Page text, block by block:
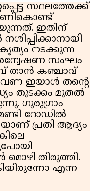
സ്ഥലത്തേക്ക്
ഇതിന്
നടക്കുന്ന
അന്വേഷണ സംഘം
താൻ കഞ്ചാവ്
ഇയാൾ തൻ്റെ
തുടക്കം മുതൽ
ഗുരുഗ്രാം
റോഡിൽ
പ്രതി ആദ്യം
തിരുത്തി.
എന്ന